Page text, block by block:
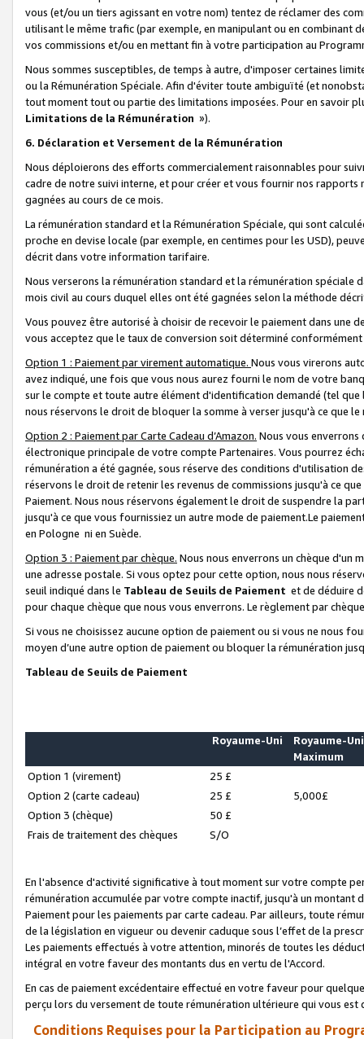
vous (et/ou un tiers agissant en votre nom) tentez de réclamer des
utilisant le même trafic (par exemple, en manipulant ou en combinant
vos commissions et/ou en mettant fin à votre participation au
Nous sommes susceptibles, de temps à autre, d'imposer certaines
ou la Rémunération Spéciale. Afin d'éviter toute ambiguïté (et
tout moment tout ou partie des limitations imposées. Pour en savoir
Limitations de la Rémunération »).
6. Déclaration et Versement de la Rémunération
Nous déploierons des efforts commercialement raisonnables pour
cadre de notre suivi interne, et pour créer et vous fournir nos
gagnées au cours de ce mois.
La rémunération standard et la Rémunération Spéciale, qui sont
proche en devise locale (par exemple, en centimes pour les USD),
décrit dans votre information tarifaire.
Nous verserons la rémunération standard et la rémunération spéciale
mois civil au cours duquel elles ont été gagnées selon la méthode
Vous pouvez être autorisé à choisir de recevoir le paiement dans une
vous acceptez que le taux de conversion soit déterminé
Option 1 : Paiement par virement automatique. Nous vous virerons
avez indiqué, une fois que vous nous aurez fourni le nom de votre
sur le compte et toute autre élément d'identification demandé (tel que
nous réservons le droit de bloquer la somme à verser jusqu'à ce que
Option 2 : Paiement par Carte Cadeau d’Amazon. Nous vous
électronique principale de votre compte Partenaires. Vous pourrez
rémunération a été gagnée, sous réserve des conditions d'utilisation
réservons le droit de retenir les revenus de commissions jusqu'à ce
Paiement. Nous nous réservons également le droit de suspendre la
jusqu'à ce que vous fournissiez un autre mode de paiement.Le
en Pologne ni en Suède.
Option 3 : Paiement par chèque. Nous nous enverrons un chèque d'un
une adresse postale. Si vous optez pour cette option, nous nous
seuil indiqué dans le Tableau de Seuils de Paiement et de déduire
pour chaque chèque que nous vous enverrons. Le règlement par
Si vous ne choisissez aucune option de paiement ou si vous ne nous
moyen d’une autre option de paiement ou bloquer la rémunération
Tableau de Seuils de Paiement
Royaume-Uni
Royaume-Uni
Maximum
Option 1 (virement)
25 £
Option 2 (carte cadeau)
25 £
5,000£
Option 3 (chèque)
50 £
Frais de traitement des chèques
S/O
En l'absence d'activité significative à tout moment sur votre compte
rémunération accumulée par votre compte inactif, jusqu'à un montant
Paiement pour les paiements par carte cadeau. Par ailleurs, toute
de la législation en vigueur ou devenir caduque sous l’effet de la
Les paiements effectués à votre attention, minorés de toutes les
intégral en votre faveur des montants dus en vertu de l'Accord.
En cas de paiement excédentaire effectué en votre faveur pour
perçu lors du versement de toute rémunération ultérieure qui vous est
Conditions Requises pour la Participation au